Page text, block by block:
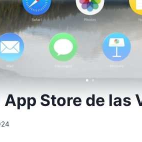
Store de las